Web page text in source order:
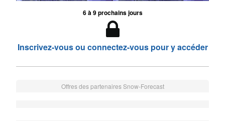
6 à 9 prochains jours
Inscrivez-vous ou connectez-vous pour y accéder
Offres des partenaires Snow-Forecast